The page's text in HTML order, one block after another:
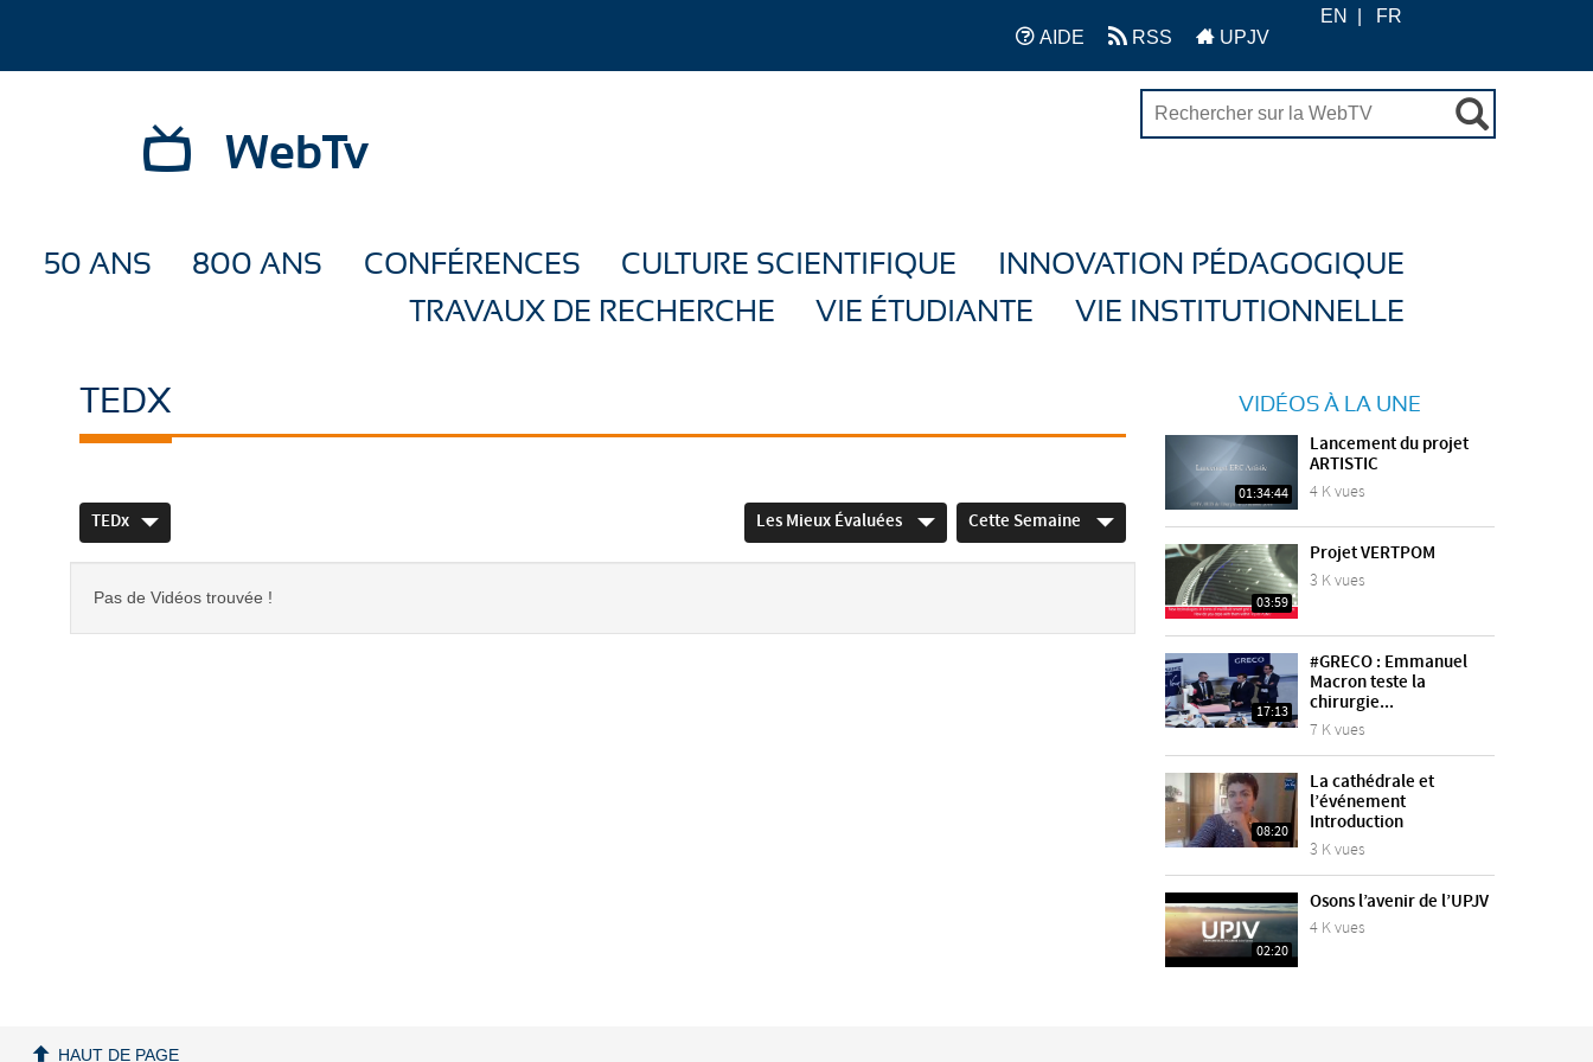
AIDE RSS UPJV
EN FR
WebTv
50 ANS 800 ANS CONFÉRENCES CULTURE SCIENTIFIQUE
INNOVATION PÉDAGOGIQUE
TRAVAUX DE RECHERCHE
VIE ÉTUDIANTE VIE INSTITUTIONNELLE
TEDX
TEDx Les Mieux Évaluées Cette Semaine
Pas de Vidéos trouvée !
VIDÉOS À LA UNE
01:34:44
Lancement du projet
ARTISTIC
4 K vues
03:59
Projet VERTPOM
3 K vues
17:13
#GRECO : Emmanuel
Macron teste la
chirurgie...
7 K vues
08:20
La cathédrale et
l’événement
Introduction
3 K vues
02:20
Osons l’avenir de l’UPJV
4 K vues
HAUT DE PAGE